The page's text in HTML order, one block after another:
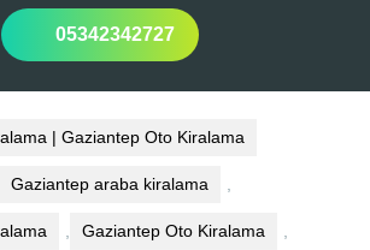
Button
05342342727
| Gaziantep Oto Kiralama
Gaziantep araba kiralama ,
, Gaziantep Oto Kiralama ,